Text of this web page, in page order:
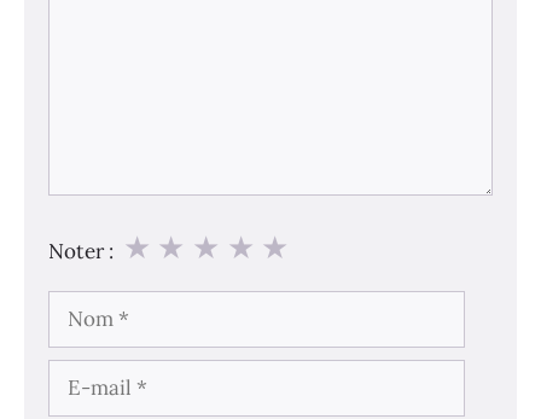
Noter : ★
★
★
★
★
Nom
E-
mail